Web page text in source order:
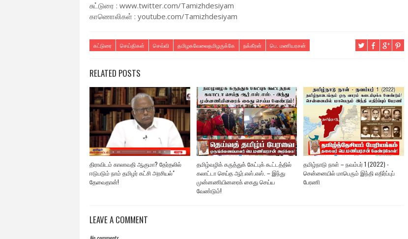
சுட்டுரை : www.twitter.com/Tamizhdesiyam
காணொலிகள் : youtube.com/Tamizhdesiyam
கட்டுரை செய்திகள் செவ்வி தமிழகவேலைதமிழருக்கே நக்கீரன் பெ. மணியரசன்
RELATED POSTS
திராவிடம் காலாவதி ஆகுமா? தேர்தலில்
ஈடுபடும் நாம் தமிழர் கட்சி அரசியல்"
தேவைதான்!
தமிழ்வழிக் கருத்துக் கேட்புக் கூட்டத்தில்
கலாட்டா செய்த ஆர்.எஸ்.எஸ். – இந்து
முன்னணியினரைக் கைது செய்ய
வேண்டும்!
தமிழ்நாடு நாள் – நவம்பர் 1 (2022) -
சென்னையில் மாபெரும் இந்தி எதிர்ப்புப்
பேரணி
LEAVE A COMMENT